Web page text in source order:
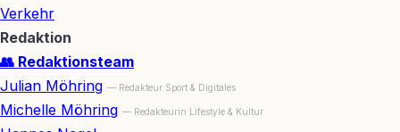
Verkehr
Redaktion
👥 Redaktionsteam
Julian Möhring — Redakteur Sport & Digitales
Michelle Möhring — Redakteurin Lifestyle & Kultur